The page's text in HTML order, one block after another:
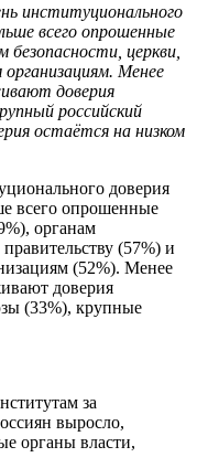
институционального
всего опрошенные
церкви,
Менее
доверия
российский
остаётся на низком
доверия
всего опрошенные
органам
(57%) и
(52%). Менее
доверия
(33%), крупные
за
выросло,
органы власти,